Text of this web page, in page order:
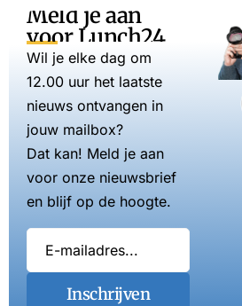
Meld je aan
voor Lunch24
Wil je elke dag om
12.00 uur het laatste
nieuws ontvangen in
jouw mailbox?
Dat kan! Meld je aan
voor onze nieuwsbrief
en blijf op de hoogte.
Inschrijven